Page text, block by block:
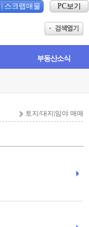
스크랩매물 PC보기
부동산소식
토지/대지|임야 매매